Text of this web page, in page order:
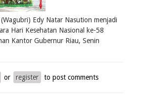
Edy Natar Nasution menjadi
Hari Kesehatan Nasional ke-58
Kantor Gubernur Riau, Senin
or register to post comments